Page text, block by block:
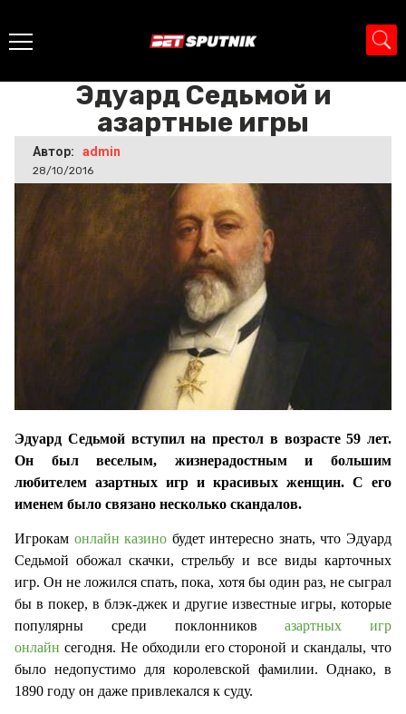
Эдуард Седьмой и азартные игры
Эдуард Седьмой и
азартные игры
Автор: admin
28/10/2016
Эдуард Седьмой вступил на престол в возрасте 59 лет.
Он был веселым, жизнерадостным и большим
любителем азартных игр и красивых женщин. С его
именем было связано несколько скандалов.
Игрокам онлайн казино будет интересно знать, что Эдуард
Седьмой обожал скачки, стрельбу и все виды карточных
игр. Он не ложился спать, пока, хотя бы один раз, не сыграл
бы в покер, в блэк-джек и другие известные игры, которые
популярны среди поклонниковазартных игр
онлайн сегодня. Не обходили его стороной и скандалы, что
было недопустимо для королевской фамилии. Однако, в
1890 году он даже привлекался к суду.